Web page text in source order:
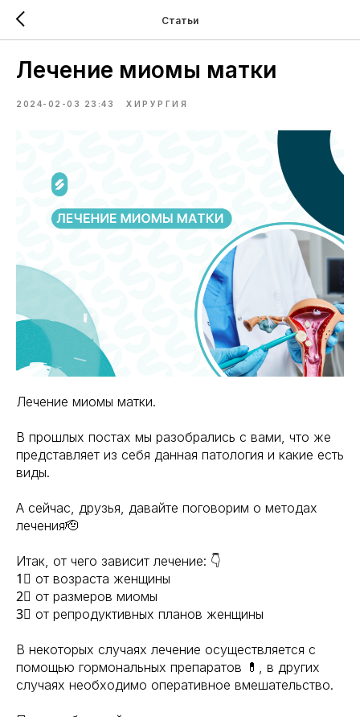
Статьи
Лечение миомы матки
2024-02-03 23:43 ХИРУРГИЯ
Лечение миомы матки.
В прошлых постах мы разобрались с вами, что же
представляет из себя данная патология и какие есть
виды.
А сейчас, друзья, давайте поговорим о методах
лечения🫡
Итак, от чего зависит лечение: 👇
1⃣ от возраста женщины
2⃣ от размеров миомы
3⃣ от репродуктивных планов женщины
В некоторых случаях лечение осуществляется с
помощью гормональных препаратов 💊, в других
случаях необходимо оперативное вмешательство.